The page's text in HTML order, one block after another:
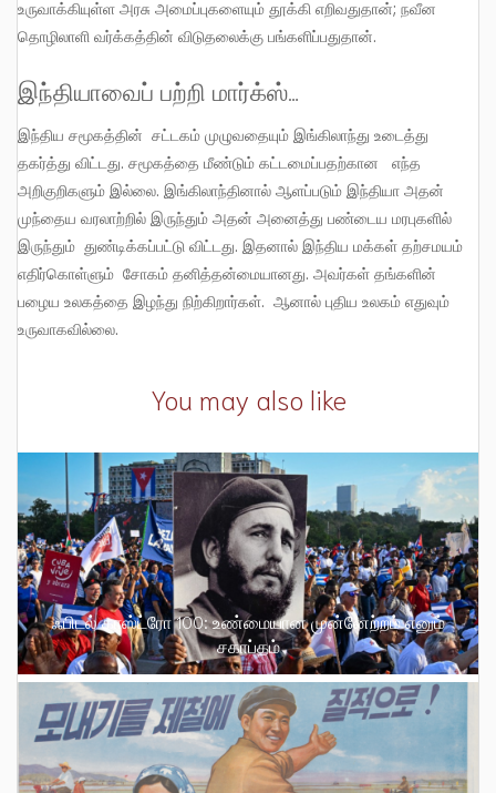
உருவாக்கியுள்ள அரசு அமைப்புகளையும் தூக்கி எறிவதுதான்; நவீன
தொழிலாளி வர்க்கத்தின் விடுதலைக்கு பங்களிப்பதுதான்.
இந்தியாவைப் பற்றி மார்க்ஸ்…
இந்திய சமூகத்தின் சட்டகம் முழுவதையும் இங்கிலாந்து உடைத்து
தகர்த்து விட்டது. சமூகத்தை மீண்டும் கட்டமைப்பதற்கான எந்த
அறிகுறிகளும் இல்லை. இங்கிலாந்தினால் ஆளப்படும் இந்தியா அதன்
முந்தைய வரலாற்றில் இருந்தும் அதன் அனைத்து பண்டைய மரபுகளில்
இருந்தும் துண்டிக்கப்பட்டு விட்டது. இதனால் இந்திய மக்கள் தற்சமயம்
எதிர்கொள்ளும் சோகம் தனித்தன்மையானது. அவர்கள் தங்களின்
பழைய உலகத்தை இழந்து நிற்கிறார்கள். ஆனால் புதிய உலகம் எதுவும்
உருவாகவில்லை.
You may also like
ஃபிடல் காஸ்ட்ரோ 100: உண்மையான முன்னேற்றம் எனும்
சகாப்தம்